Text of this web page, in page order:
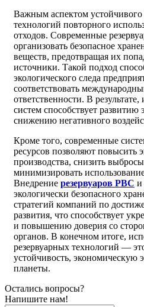
Важным аспектом устойчивого
технологий повторного
отходов. Современные
организовать безопасное
веществ, предотвращая их
источники. Такой подход
экологического следа
соответствовать
ответственности. В
систем способствует
снижению негативного
Кроме того, современные
ресурсов позволяют повысить
производства, снизить
минимизировать
Внедрение резервуаров РВС и
экологически безопасного
стратегий компаний по
развития, что способствует
и повышению доверия со
органов. В конечном итоге,
резервуарных технологий —
устойчивость, экономическую
планеты.
Остались вопросы?
Напишите нам!